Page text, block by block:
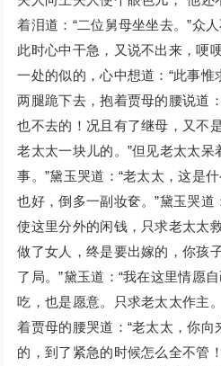
着泪道：“二位舅母坐坐去。”众
此时心中干急，又说不出来，哽
一处的似的，心中想道：“此事惟
两腿跪下去，抱着贾母的腰说道
也不去的！况且有了继母，又不
老太太一块儿的。”但见老太太呆
事。”黛玉哭道：“老太太，这是
也好，倒多一副妆奁。”黛玉哭道
使这里分外的闲钱，只求老太太
做了女人，终是要出嫁的，你孩
了局。”黛玉道：“我在这里情愿
吃，也是愿意。只求老太太作主
着贾母的腰哭道：“老太太，你
的，到了紧急的时候怎么全不管